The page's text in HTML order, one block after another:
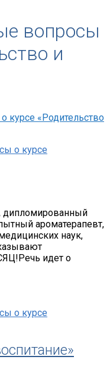
вопросы
и
курсе «Родительство
о курсе
дипломированный
ароматерапевт,
наук,
идет о
о курсе